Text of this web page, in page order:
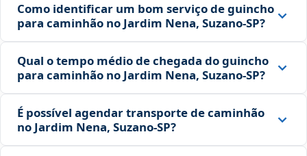
Como identificar um bom serviço de guincho
para caminhão no Jardim Nena, Suzano‑SP?
Qual o tempo médio de chegada do guincho
para caminhão no Jardim Nena, Suzano‑SP?
É possível agendar transporte de caminhão
no Jardim Nena, Suzano‑SP?